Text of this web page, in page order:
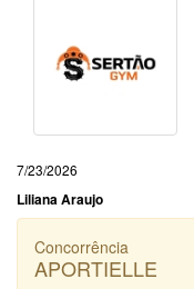
7/23/2026
Liliana Araujo
Concorrência
APORTIELLE